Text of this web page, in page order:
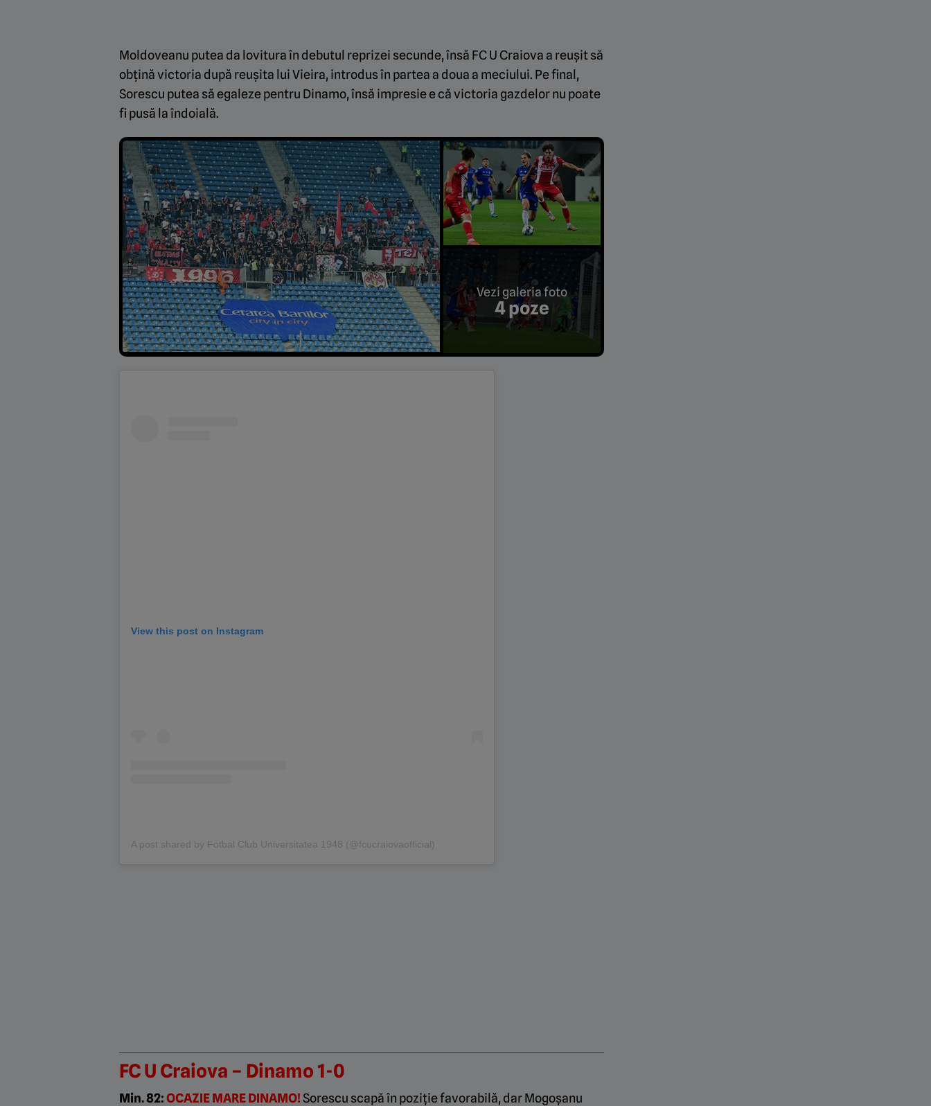
Moldoveanu putea da lovitura în debutul reprizei secunde, însă FC U Craiova a reușit să
obțină victoria după reușita lui Vieira, introdus în partea a doua a meciului. Pe final,
Sorescu putea să egaleze pentru Dinamo, însă impresie e că victoria gazdelor nu poate
fi pusă la îndoială.
Vezi galeria foto
4 poze
View this post on Instagram
A post shared by Fotbal Club Universitatea 1948 (@fcucraiovaofficial)
FC U Craiova – Dinamo 1-0
Min. 82:OCAZIE MARE DINAMO!Sorescu scapă în poziție favorabilă, dar Mogoșanu